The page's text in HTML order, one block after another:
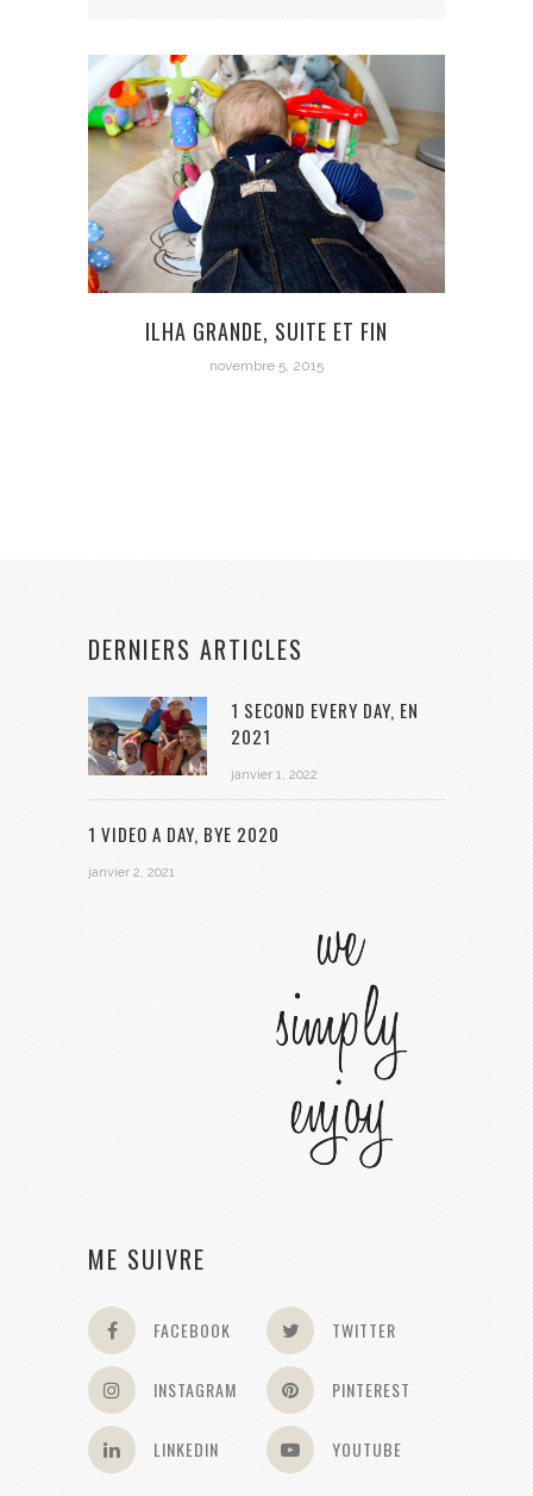
ILHA GRANDE, SUITE ET FIN
novembre 5, 2015
DERNIERS ARTICLES
1 SECOND EVERY DAY, EN
2021
janvier 1, 2022
1 VIDEO A DAY, BYE 2020
janvier 2, 2021
ME SUIVRE
FACEBOOK TWITTER
INSTAGRAM PINTEREST
LINKEDIN YOUTUBE